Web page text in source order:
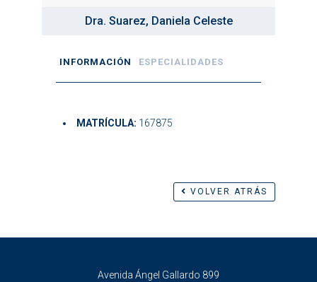
Dra. Suarez, Daniela Celeste
INFORMACIÓN ESPECIALIDADES
MATRÍCULA: 167875
VOLVER ATRÁS
Avenida Ángel Gallardo 899